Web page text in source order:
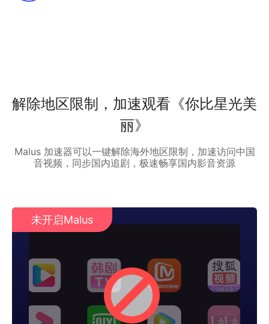
解除地区限制，加速观看《你比星光美
丽》
Malus 加速器可以一键解除海外地区限制，加速访问中国
音视频，同步国内追剧，极速畅享国内影音资源
未开启Malus